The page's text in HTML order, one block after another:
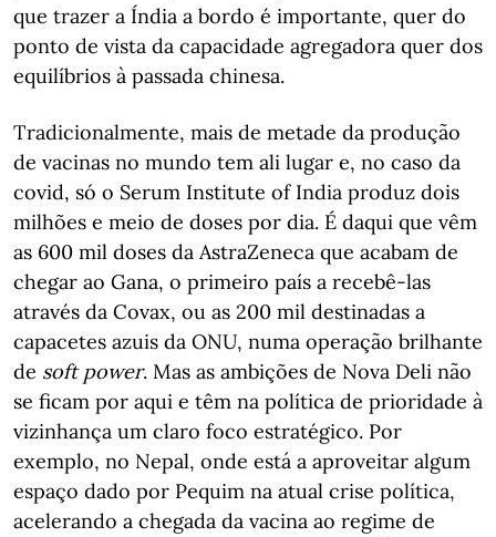
que trazer a Índia a bordo é importante, quer do
ponto de vista da capacidade agregadora quer dos
equilíbrios à passada chinesa.
Tradicionalmente, mais de metade da produção
de vacinas no mundo tem ali lugar e, no caso da
covid, só o Serum Institute of India produz dois
milhões e meio de doses por dia. É daqui que vêm
as 600 mil doses da AstraZeneca que acabam de
chegar ao Gana, o primeiro país a recebê-las
através da Covax, ou as 200 mil destinadas a
capacetes azuis da ONU, numa operação brilhante
de soft power. Mas as ambições de Nova Deli não
se ficam por aqui e têm na política de prioridade à
vizinhança um claro foco estratégico. Por
exemplo, no Nepal, onde está a aproveitar algum
espaço dado por Pequim na atual crise política,
acelerando a chegada da vacina ao regime de